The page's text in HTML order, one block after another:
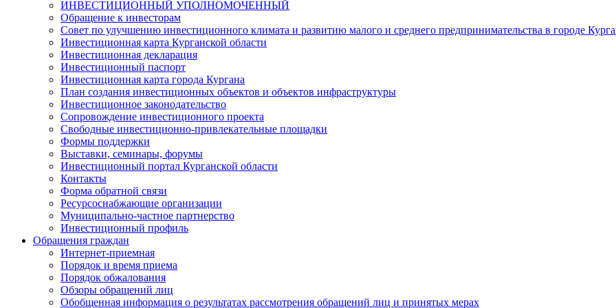
ИНВЕСТИЦИОННЫЙ УПОЛНОМОЧЕННЫЙ
Обращение к инвесторам
Совет по улучшению инвестиционного климата и развитию малого и среднего предпринимательства в городе
Инвестиционная карта Курганской области
Инвестиционная декларация
Инвестиционный паспорт
Инвестиционная карта города Кургана
План создания инвестиционных объектов и объектов инфраструктуры
Инвестиционное законодательство
Сопровождение инвестиционного проекта
Свободные инвестиционно-привлекательные площадки
Формы поддержки
Выставки, семинары, форумы
Инвестиционный портал Курганской области
Контакты
Форма обратной связи
Ресурсоснабжающие организации
Муниципально-частное партнерство
Инвестиционный профиль
Обращения граждан
Интернет-приемная
Порядок и время приема
Порядок обжалования
Обзоры обращений лиц
Обобщенная информация о результатах рассмотрения обращений лиц и принятых мерах